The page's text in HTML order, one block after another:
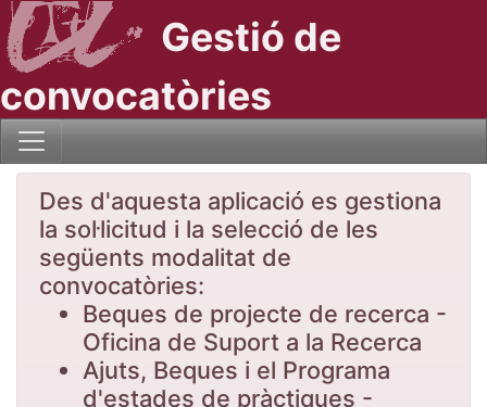
Gestió de
convocatòries
Des d'aquesta aplicació es gestiona
la sol·licitud i la selecció de les
següents modalitat de
convocatòries:
Beques de projecte de recerca -
Oficina de Suport a la Recerca
Ajuts, Beques i el Programa
d'estades de pràctiques -